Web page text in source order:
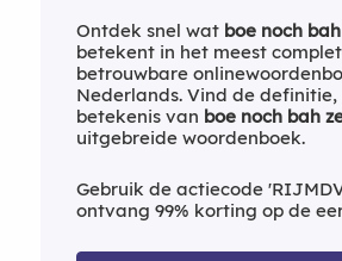
Ontdek snel wat boe noch
betekent in het meest
betrouwbare
Nederlands. Vind de definitie,
betekenis van boe noch bah
uitgebreide woordenboek.
Gebruik de actiecode
ontvang 99% korting op de